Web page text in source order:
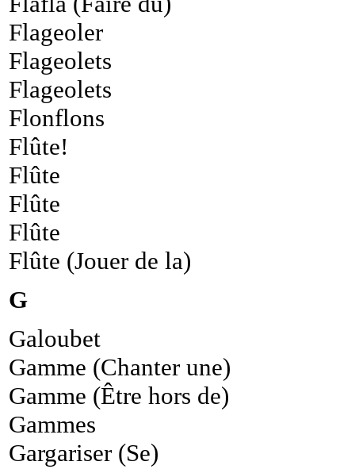
Flageoler
Flageolets
Flageolets
Flonflons
Flûte!
Flûte
Flûte
Flûte
Flûte (Jouer de la)
G
Galoubet
Gamme (Chanter une)
Gamme (Être hors de)
Gammes
Gargariser (Se)